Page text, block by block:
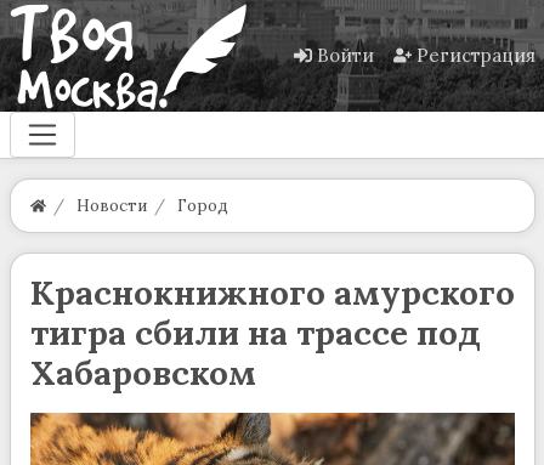
Войти Регистрация
Новости Город
Краснокнижного амурского
тигра сбили на трассе под
Хабаровском